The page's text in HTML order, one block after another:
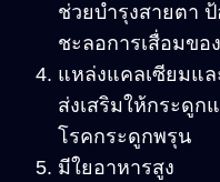
ช่วยบำรุงสายตา
ชะลอการเสื่อมขอ
แหล่งแคลเซียมแ
ส่งเสริมให้กระดูก
โรคกระดูกพรุน
มีใยอาหารสูง